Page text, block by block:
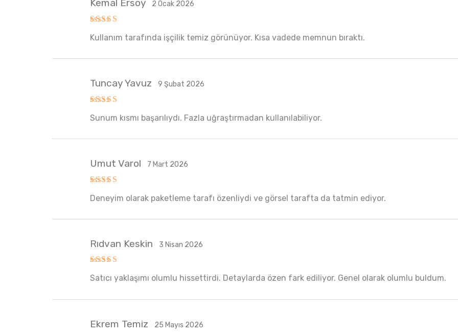
5oy aldı
Kemal Ersoy 2 Ocak 2026
Kullanım tarafında işçilik temiz görünüyor. Kısa vadede memnun bıraktı.
5oy aldı
Tuncay Yavuz 9 Şubat 2026
Sunum kısmı başarılıydı. Fazla uğraştırmadan kullanılabiliyor.
5oy aldı
Umut Varol 7 Mart 2026
Deneyim olarak paketleme tarafı özenliydi ve görsel tarafta da tatmin ediyor.
5oy aldı
Rıdvan Keskin 3 Nisan 2026
Satıcı yaklaşımı olumlu hissettirdi. Detaylarda özen fark ediliyor. Genel olarak olumlu buldum.
Ekrem Temiz 25 Mayıs 2026